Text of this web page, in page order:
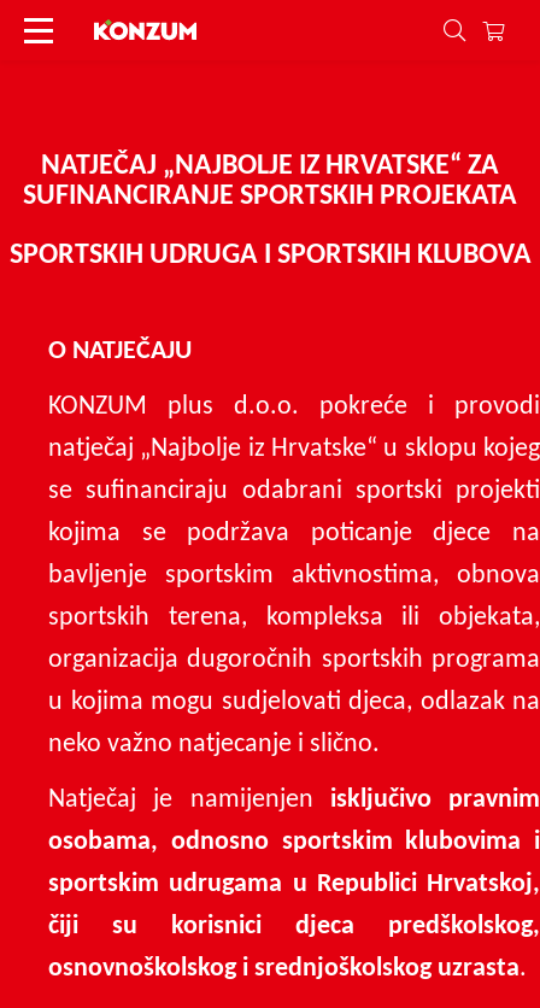
NATJEČAJ „NAJBOLJE IZ HRVATSKE“ ZA
SUFINANCIRANJE SPORTSKIH PROJEKATA
SPORTSKIH UDRUGA I SPORTSKIH KLUBOVA
O NATJEČAJU
KONZUM plus d.o.o. pokreće i provodi
natječaj „Najbolje iz Hrvatske“ u sklopu kojeg
se sufinanciraju odabrani sportski projekti
kojima se podržava poticanje djece na
bavljenje sportskim aktivnostima, obnova
sportskih terena, kompleksa ili objekata,
organizacija dugoročnih sportskih programa
u kojima mogu sudjelovati djeca, odlazak na
neko važno natjecanje i slično.
Natječaj je namijenjen isključivo pravnim
osobama, odnosno sportskim klubovima i
sportskim udrugama u Republici Hrvatskoj,
čiji su korisnici djeca predškolskog,
osnovnoškolskog i srednjoškolskog uzrasta.